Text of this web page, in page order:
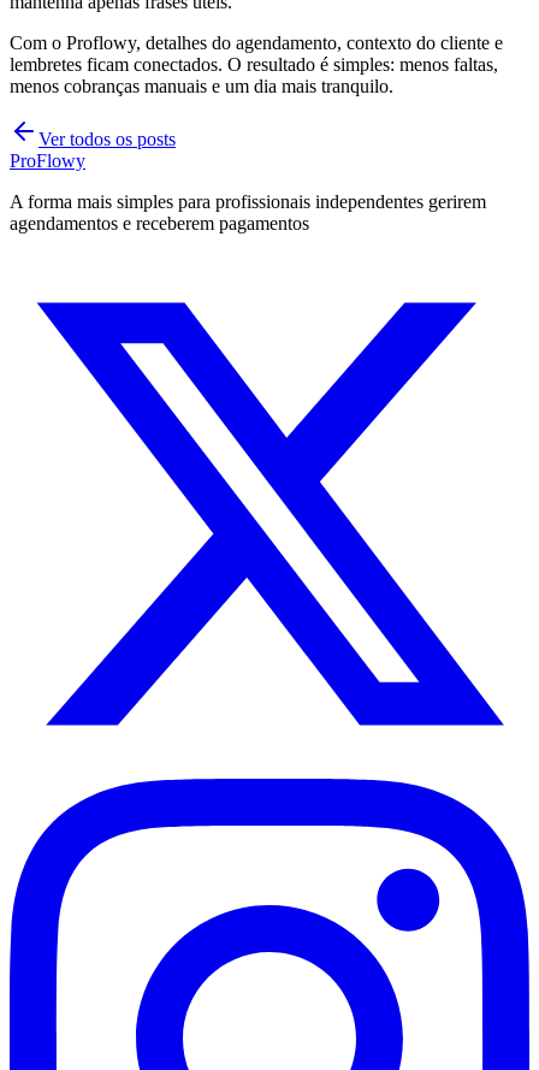
Com o Proflowy, detalhes do agendamento, contexto do cliente e
lembretes ficam conectados. O resultado é simples: menos faltas,
menos cobranças manuais e um dia mais tranquilo.
Ver todos os posts
ProFlowy
A forma mais simples para profissionais independentes gerirem
agendamentos e receberem pagamentos